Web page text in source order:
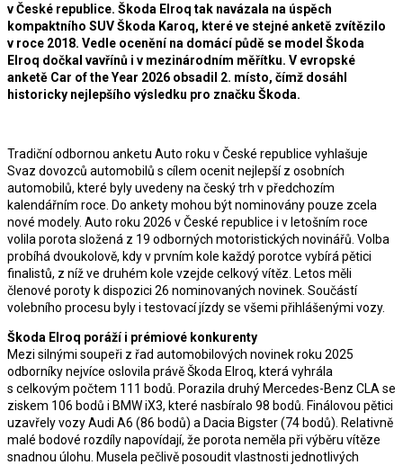
v České republice. Škoda Elroq tak navázala na úspěch
kompaktního SUV Škoda Karoq, které ve stejné anketě zvítězilo
v roce 2018. Vedle ocenění na domácí půdě se model Škoda
Elroq dočkal vavřínů i v mezinárodním měřítku. V evropské
anketě Car of the Year 2026 obsadil 2. místo, čímž dosáhl
historicky nejlepšího výsledku pro značku Škoda.
Tradiční odbornou anketu Auto roku v České republice vyhlašuje
Svaz dovozců automobilů s cílem ocenit nejlepší z osobních
automobilů, které byly uvedeny na český trh v předchozím
kalendářním roce. Do ankety mohou být nominovány pouze zcela
nové modely. Auto roku 2026 v České republice i v letošním roce
volila porota složená z 19 odborných motoristických novinářů. Volba
probíhá dvoukolově, kdy v prvním kole každý porotce vybírá pětici
finalistů, z níž ve druhém kole vzejde celkový vítěz. Letos měli
členové poroty k dispozici 26 nominovaných novinek. Součástí
volebního procesu byly i testovací jízdy se všemi přihlášenými vozy.
Škoda Elroq poráží i prémiové konkurenty
Mezi silnými soupeři z řad automobilových novinek roku 2025
odborníky nejvíce oslovila právě Škoda Elroq, která vyhrála
s celkovým počtem 111 bodů. Porazila druhý Mercedes-Benz CLA se
ziskem 106 bodů i BMW iX3, které nasbíralo 98 bodů. Finálovou pětici
uzavřely vozy Audi A6 (86 bodů) a Dacia Bigster (74 bodů). Relativně
malé bodové rozdíly napovídají, že porota neměla při výběru vítěze
snadnou úlohu. Musela pečlivě posoudit vlastnosti jednotlivých